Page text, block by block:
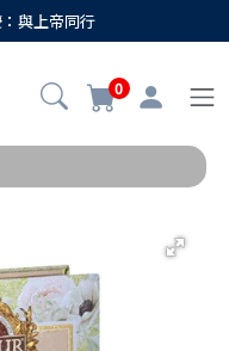
與上帝同行
0